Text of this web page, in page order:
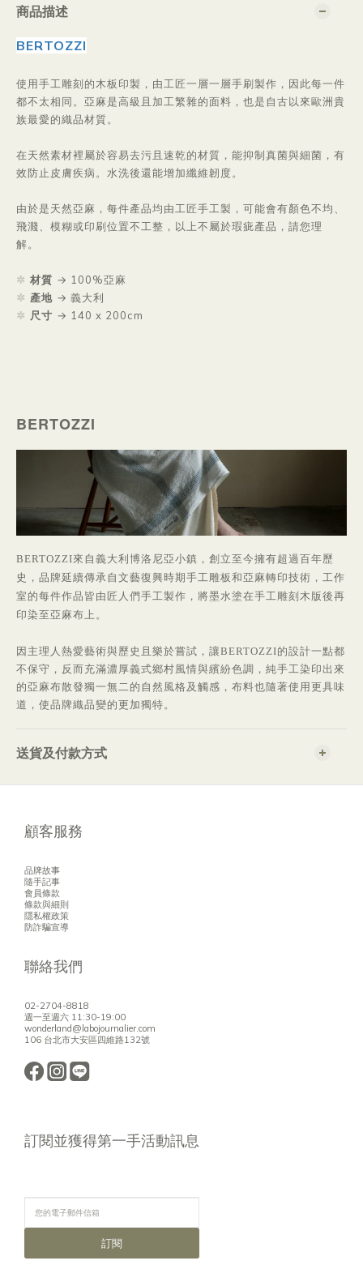
商品描述
BERTOZZI
使用手工雕刻的木板印製，由工匠一層一層手刷製作，因此每一件
都不太相同。亞麻是高級且加工繁雜的面料，也是自古以來歐洲貴
族最愛的織品材質。
在天然素材裡屬於容易去污且速乾的材質，能抑制真菌與細菌，有
效防止皮膚疾病。水洗後還能增加纖維韌度。
由於是天然亞麻，每件產品均由工匠手工製，可能會有顏色不均、
飛濺、模糊或印刷位置不工整，以上不屬於瑕疵產品，請您理
解。
✲ 材質 → 100%亞麻
✲ 產地 → 義大利
✲ 尺寸 → 140 x 200cm
BERTOZZI
BERTOZZI來自義大利博洛尼亞小鎮，創立至今擁有超過百年歷
史，品牌延續傳承自文藝復興時期手工雕板和亞麻轉印技術，工作
室的每件作品皆由匠人們手工製作，將墨水塗在手工雕刻木版後再
印染至亞麻布上。
因主理人熱愛藝術與歷史且樂於嘗試，讓BERTOZZI的設計一點都
不保守，反而充滿濃厚義式鄉村風情與繽紛色調，純手工染印出來
的亞麻布散發獨一無二的自然風格及觸感，布料也隨著使用更具味
道，使品牌織品變的更加獨特。
送貨及付款方式
顧客服務
品牌故事
隨手記事
會員條款
條款與細則
隱私權政策
防詐騙宣導
聯絡我們
02-2704-8818
週一至週六 11:30-19:00
wonderland@labojournalier.com
106 台北市大安區四維路132號
訂閱並獲得第一手活動訊息
訂閱